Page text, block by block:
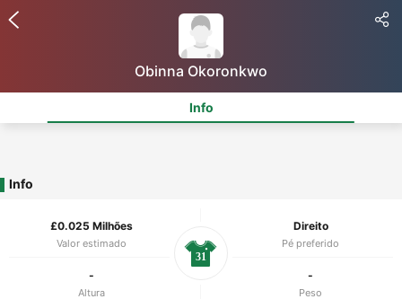
Obinna Okoronkwo
Info
Info
£0.025 Milhões
Valor estimado
Direito
Pé preferido
-
Altura
-
Peso
31